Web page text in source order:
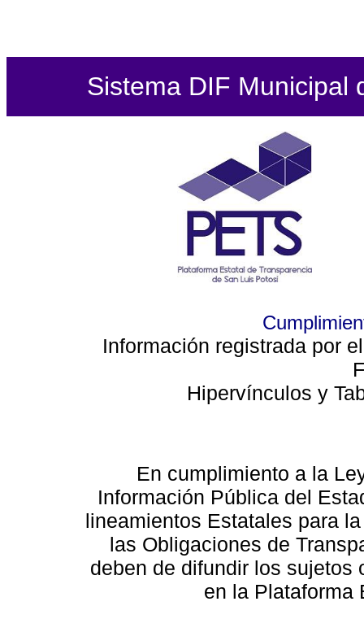
Sistema DIF Municipal
Información registrada por
Hipervínculos y
En cumplimiento a la
Información Pública del
lineamientos Estatales para
las Obligaciones de
deben de difundir los sujetos
en la Plataforma